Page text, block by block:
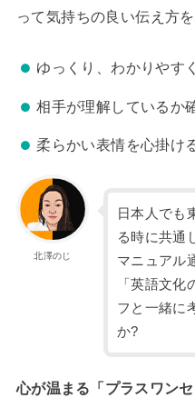
って気持ちの良い伝え方
ゆっくり、わかりやす
相手が理解しているか
柔らかい表情を心掛け
北澤のじ
日本人でも
る時に共通
マニュアル
「英語文化
フと一緒に
か?
心が温まる「プラスワンセ